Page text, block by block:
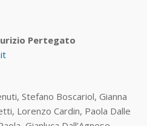
Pertegato
Stefano Boscariol, Gianna
Lorenzo Cardin, Paola Dalle